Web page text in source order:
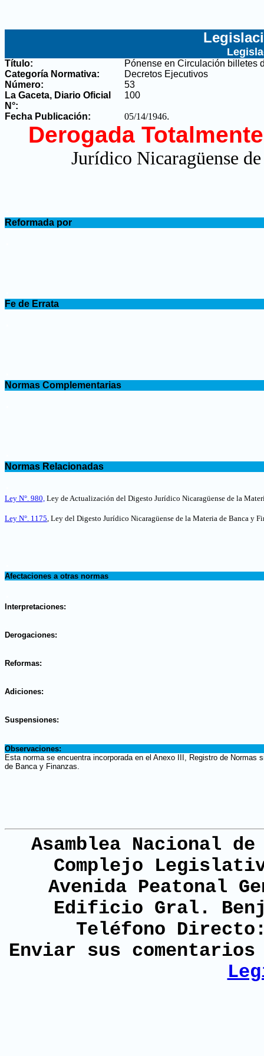
Título:
Pónense en Circulación billetes
Categoría Normativa:
Decretos Ejecutivos
Número:
53
La Gaceta, Diario Oficial
N°:
100
Fecha Publicación: 05/14/1946.
Derogada
Jurídico Nicaragüense
Reformada por
Fe de Errata
Normas Complementarias
Normas Relacionadas
Ley N°. 980, Ley de Actualización del Digesto Jurídico Nicaragüense de la
Ley N°. 1175, Ley del Digesto Jurídico Nicaragüense de la Materia de Banca y
Afectaciones a otras normas
Interpretaciones:
Derogaciones:
Reformas:
Adiciones:
Suspensiones:
Observaciones:
Esta norma se encuentra incorporada en el Anexo III, Registro de
de Banca y Finanzas.
Asamblea Nacional
Complejo
Avenida Peatonal
Edificio Gral.
Teléfono
Enviar sus